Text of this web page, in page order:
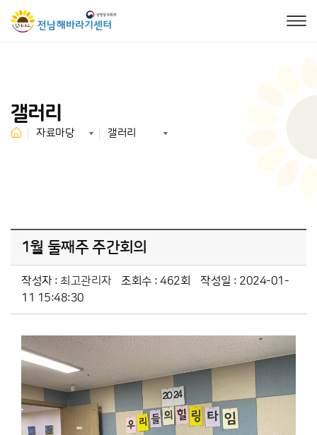
갤러리
자료마당 갤러리
1월 둘째주 주간회의
작성자 : 최고관리자 조회수 : 462회
작성일 : 2024-01-
11 15:48:30